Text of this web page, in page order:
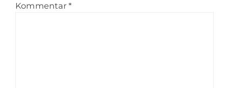
Kommentar *